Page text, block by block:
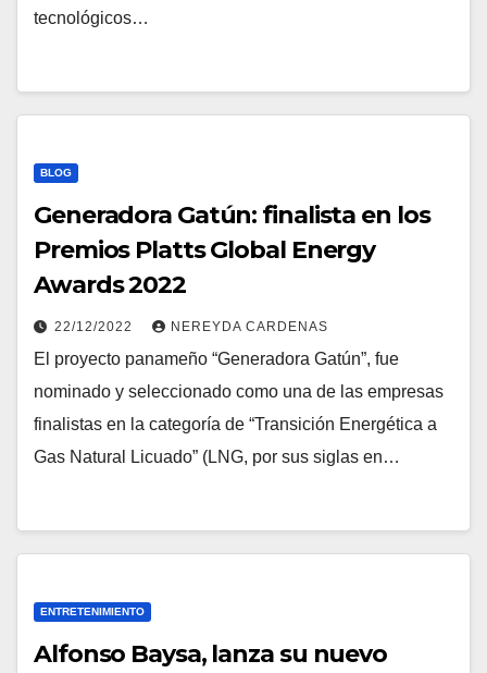
tecnológicos…
BLOG
Generadora Gatún: finalista en los
Premios Platts Global Energy
Awards 2022
22/12/2022 NEREYDA CARDENAS
El proyecto panameño “Generadora Gatún”, fue
nominado y seleccionado como una de las empresas
finalistas en la categoría de “Transición Energética a
Gas Natural Licuado” (LNG, por sus siglas en…
ENTRETENIMIENTO
Alfonso Baysa, lanza su nuevo